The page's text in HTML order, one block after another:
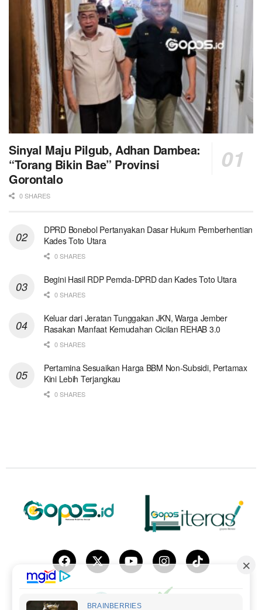
Sinyal Maju Pilgub, Adhan Dambea:
“Torang Bikin Bae” Provinsi
Gorontalo
0 SHARES
DPRD Bonebol Pertanyakan Dasar Hukum Pemberhentian
Kades Toto Utara
0 SHARES
Begini Hasil RDP Pemda-DPRD dan Kades Toto Utara
0 SHARES
Keluar dari Jeratan Tunggakan JKN, Warga Jember
Rasakan Manfaat Kemudahan Cicilan REHAB 3.0
0 SHARES
Pertamina Sesuaikan Harga BBM Non-Subsidi, Pertamax
Kini Lebih Terjangkau
0 SHARES